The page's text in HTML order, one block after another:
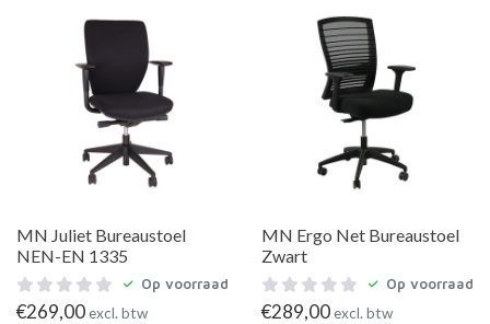
MN Juliet Bureaustoel
NEN-EN 1335
Op voorraad
€269,00excl. btw
MN Ergo Net Bureaustoel
Zwart
Op voorraad
€289,00excl. btw